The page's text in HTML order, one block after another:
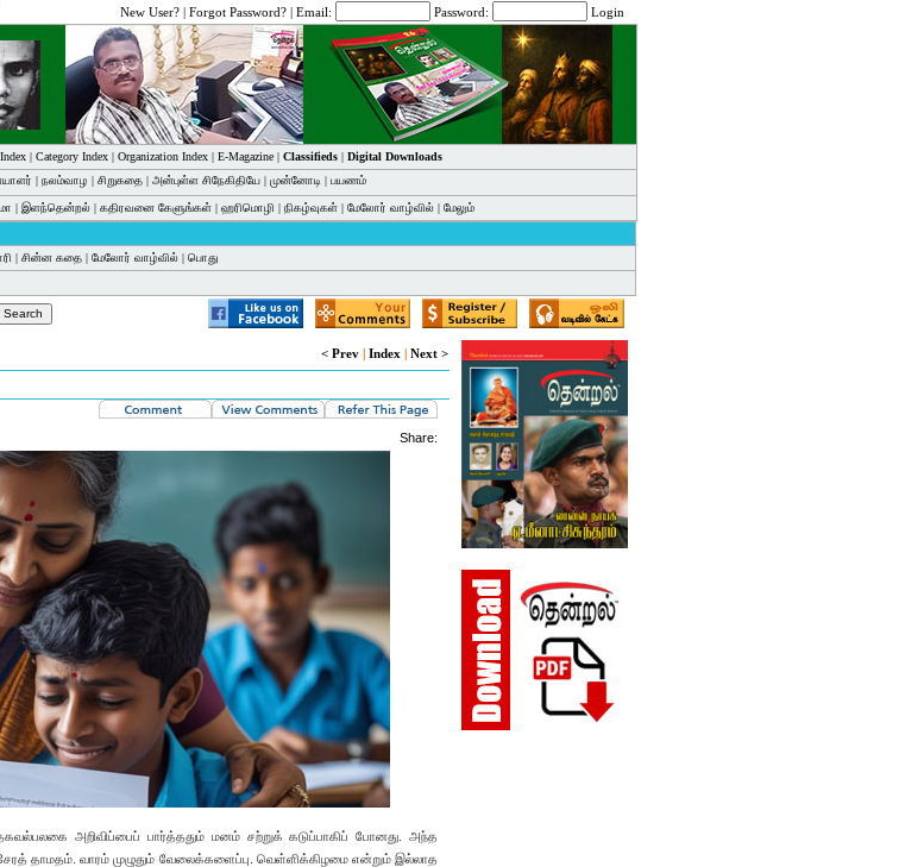
New User? | Forgot Password? | Email: Password: Login
| Category Index| Organization Index| E-Magazine| Classifieds| Digital Downloads
| நலம்வாழ | சிறுகதை | அன்புள்ள சிநேகிதியே | முன்னோடி | பயணம்
| இளந்தென்றல் | கதிரவனை கேளுங்கள் | ஹரிமொழி | நிகழ்வுகள் | மேலோர் வாழ்வில் | மேலும்
| சின்ன கதை | மேலோர் வாழ்வில் | பொது
< Prev | Index | Next >
Share:
அறிவிப்பைப் பார்த்ததும் மனம் ச‌ற்றுக் கடுப்பாகிப் போனது. அந்த
தாமதம். வாரம் முழுதும் வேலைக்களைப்பு. வெள்ளிக்கிழமை என்றும் இல்லாத